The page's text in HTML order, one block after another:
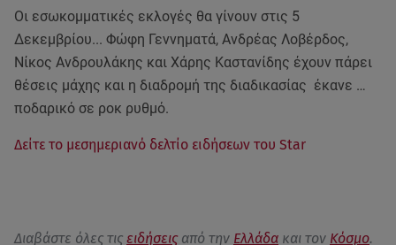
Οι εσωκομματικές εκλογές θα γίνουν στις 5
Δεκεμβρίου... Φώφη Γεννηματά, Ανδρέας Λοβέρδος,
Νίκος Ανδρουλάκης και Χάρης Καστανίδης έχουν πάρει
θέσεις μάχης και η διαδρομή της διαδικασίας έκανε …
ποδαρικό σε ροκ ρυθμό.
Δείτε το μεσημεριανό δελτίο ειδήσεων του Star
Διαβάστε όλες τις ειδήσεις από την Ελλάδα και τον Κόσμο.